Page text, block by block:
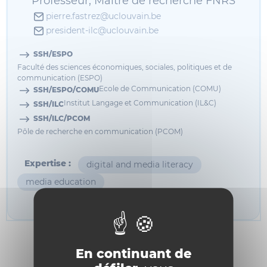
En continuant de
pierre.fastrez@uclouvain.be
president-ilc@uclouvain.be
SSH/ESPO
Faculté des sciences économiques, sociales, politiques et de
communication (ESPO)
SSH/ESPO/COMUEcole de Communication (COMU)
SSH/ILCInstitut Langage et Communication (IL&C)
SSH/ILC/PCOM
Pôle de recherche en communication (PCOM)
Expertise :
digital and media literacy
media education